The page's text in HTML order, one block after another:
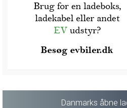
Danmarks åbne